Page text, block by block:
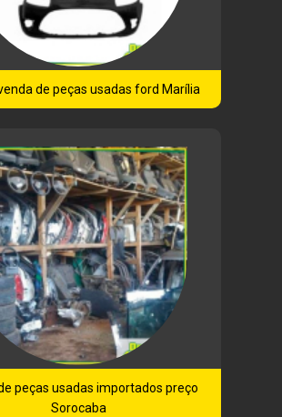
de peças usadas ford Marília
peças usadas importados preço
Sorocaba